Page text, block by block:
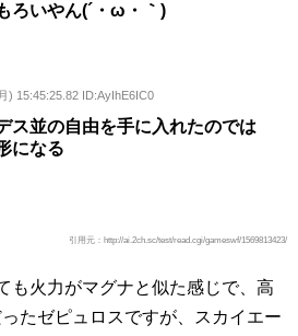
ろいやん(´・ω・｀)
) 15:45:25.82 ID:AyIhE6IC0
ス並の自由を手に入れたのでは
になる
引用元：http://ai.2ch.sc/test/read.cgi/gameswf/1569813423/
も火力がマグナと似た感じで、高
たゼピュロスですが、スカイエー